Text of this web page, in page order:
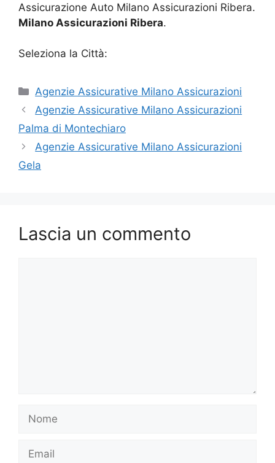
Assicurazione Auto Milano Assicurazioni Ribera.
Milano Assicurazioni Ribera.
Seleziona la Città:
Categorie
Agenzie Assicurative Milano Assicurazioni
Agenzie Assicurative Milano Assicurazioni
Palma di Montechiaro
Agenzie Assicurative Milano Assicurazioni
Gela
Lascia un commento
Nome
Email